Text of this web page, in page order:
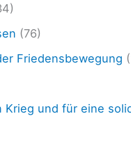
(76)
Friedensbewegung
Krieg und für eine